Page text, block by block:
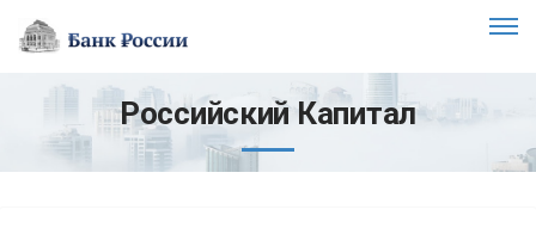
Российский Капитал